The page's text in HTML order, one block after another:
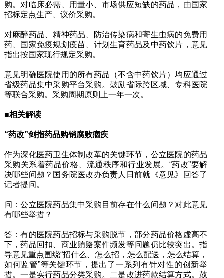
购。对临床必需、用量小、市场供应短缺的药品，由国家
招标定点生产、议价采购。
对麻醉药品、精神药品、防治传染病和寄生虫病的免费用
药、国家免疫规划疫苗、计划生育药品及中药饮片，意见
指出按国家现行规定采购。
意见明确医院使用的所有药品（不含中药饮片）均应通过
省级药品集中采购平台采购。鼓励省际跨区域、专科医院
等联合采购。采购周期原则上一年一次。
■相关解读
“药改”剑指药品购销腐败痼疾
作为深化医药卫生体制改革的关键环节，公立医院的药品
采购关系着药品价格、流通秩序和行业发展。“药改”要解
决哪些问题？国务院医改办负责人日前就《意见》回答了
记者提问。
问：公立医院药品集中采购目前存在什么问题？对此意见
有哪些举措？
答：有的医院药品招标与采购脱节，部分药品价格虚高不
下，药品回扣、商业贿赂案件频发等问题仍比较突出。指
导意见重点围绕“招什么、怎么招，怎么配送，怎么结算，
如何监管”等关键环节，提出了一系列有针对性的创新举
措。一是实行药品分类采购。二是改进药款结算方式。鼓